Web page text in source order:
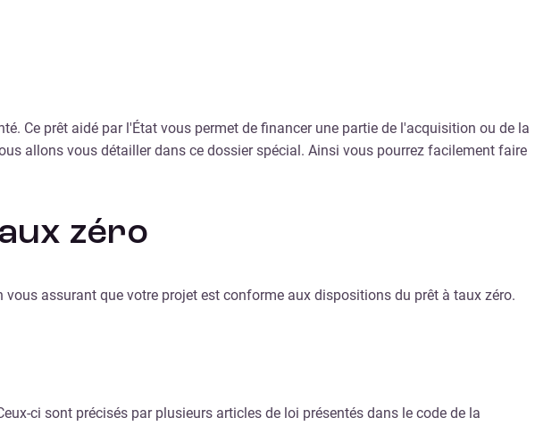
Ce prêt aidé par l'État vous permet de financer une partie de l'acquisition ou de la
allons vous détailler dans ce dossier spécial. Ainsi vous pourrez facilement faire
zéro
assurant que votre projet est conforme aux dispositions du prêt à taux zéro.
ci sont précisés par plusieurs articles de loi présentés dans le code de la